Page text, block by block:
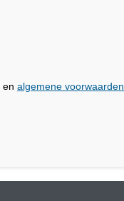
en algemene voorwaarden